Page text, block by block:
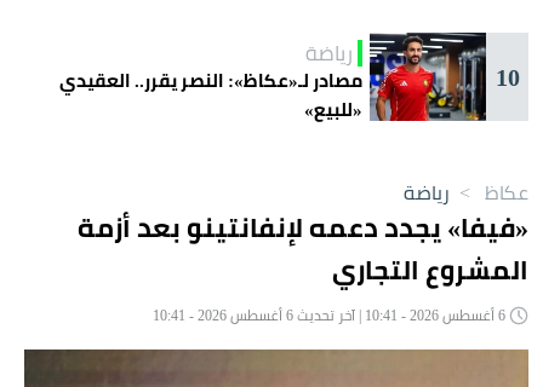
10
رياضة
مصادر لـ«عكاظ»: النصر يقرر.. العقيدي
«للبيع»
عكاظ > رياضة
«فيفا» يجدد دعمه لإنفانتينو بعد أزمة
المشروع التجاري